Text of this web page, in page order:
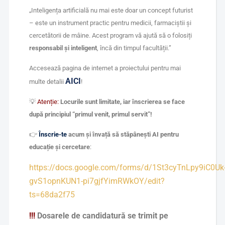
„Inteligența artificială nu mai este doar un concept futurist
– este un instrument practic pentru medicii, farmaciștii și
cercetătorii de mâine. Acest program vă ajută să o folosiți
responsabil și inteligent, încă din timpul facultății.”
Accesează pagina de internet a proiectului pentru mai
multe detalii AICI!
💡 Atenție: Locurile sunt limitate, iar înscrierea se face
după principiul “primul venit, primul servit”!
👉 Înscrie-teacum și învață să stăpânești AI pentru
educație și cercetare:
https://docs.google.com/forms/d/
gvS1opnKUN1-pi7gjfYimRWkOY/edit?
ts=68da2f75
!!!Dosarele de candidatură se trimit pe